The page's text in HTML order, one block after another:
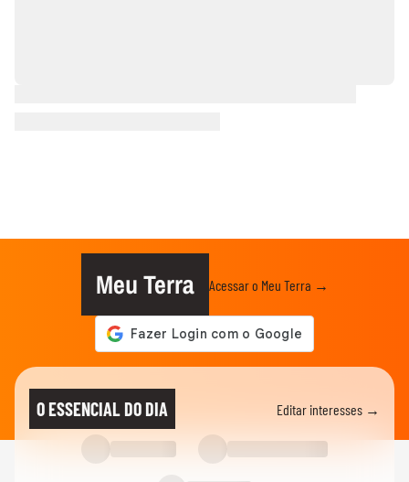
Meu Terra Acessar o Meu Terra →
O ESSENCIAL DO DIA Editar interesses →